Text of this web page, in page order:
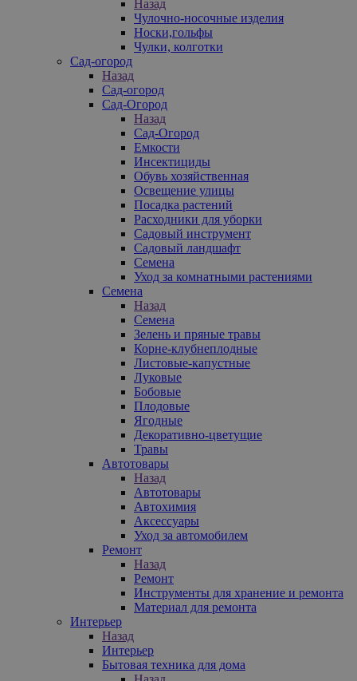
Назад
Чулочно-носочные изделия
Носки,гольфы
Чулки, колготки
Сад-огород
Назад
Сад-огород
Сад-Огород
Назад
Сад-Огород
Емкости
Инсектициды
Обувь хозяйственная
Освещение улицы
Посадка растений
Расходники для уборки
Садовый инструмент
Садовый ландшафт
Семена
Уход за комнатными растениями
Семена
Назад
Семена
Зелень и пряные травы
Корне-клубнеплодные
Листовые-капустные
Луковые
Бобовые
Плодовые
Ягодные
Декоративно-цветущие
Травы
Автотовары
Назад
Автотовары
Автохимия
Аксессуары
Уход за автомобилем
Ремонт
Назад
Ремонт
Инструменты для хранение и ремонта
Материал для ремонта
Интерьер
Назад
Интерьер
Бытовая техника для дома